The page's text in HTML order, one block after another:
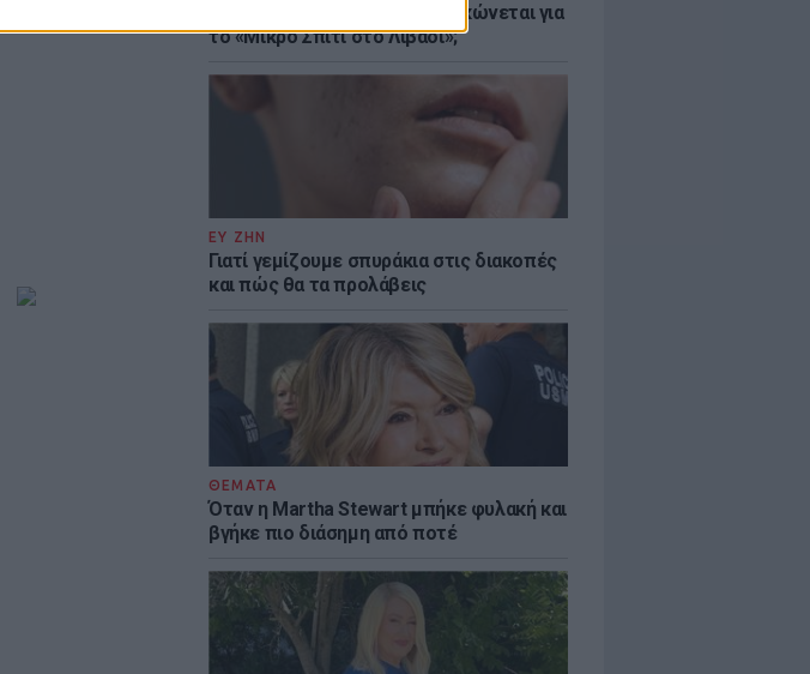
Explainer: Γιατί η Αμερική τσακώνεται για
το «Μικρό Σπίτι στο Λιβάδι»;
ΕΥ ΖΗΝ
Γιατί γεμίζουμε σπυράκια στις διακοπές
και πώς θα τα προλάβεις
ΘΕΜΑΤΑ
Όταν η Martha Stewart μπήκε φυλακή και
βγήκε πιο διάσημη από ποτέ